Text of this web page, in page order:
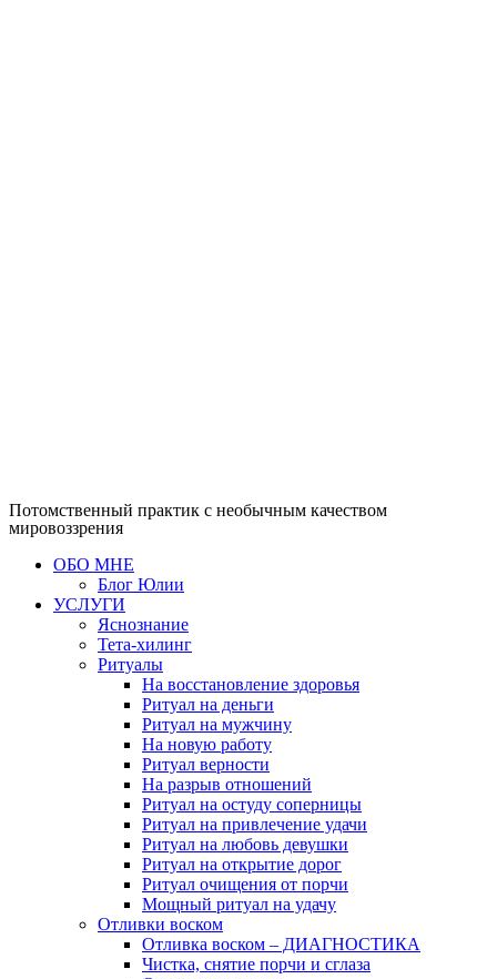
Потомственный практик с необычным качеством
мировоззрения
ОБО МНЕ
Блог Юлии
УСЛУГИ
Яснознание
Тета-хилинг
Ритуалы
На восстановление здоровья
Ритуал на деньги
Ритуал на мужчину
На новую работу
Ритуал верности
На разрыв отношений
Ритуал на остуду соперницы
Ритуал на привлечение удачи
Ритуал на любовь девушки
Ритуал на открытие дорог
Ритуал очищения от порчи
Мощный ритуал на удачу
Отливки воском
Отливка воском – ДИАГНОСТИКА
Чистка, снятие порчи и сглаза